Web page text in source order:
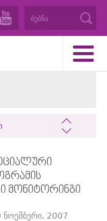
ᲛᲝᲜᲘᲢᲝᲠᲘᲜᲒᲘ
ნოემბერი, 2007